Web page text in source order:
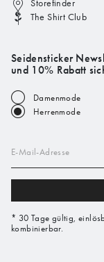
Storefinder
The Shirt Club
Seidensticker
und 10% Rabatt
Damenmode
Herrenmode
E-Mail-Adresse
* 30 Tage gültig,
kombinierbar.